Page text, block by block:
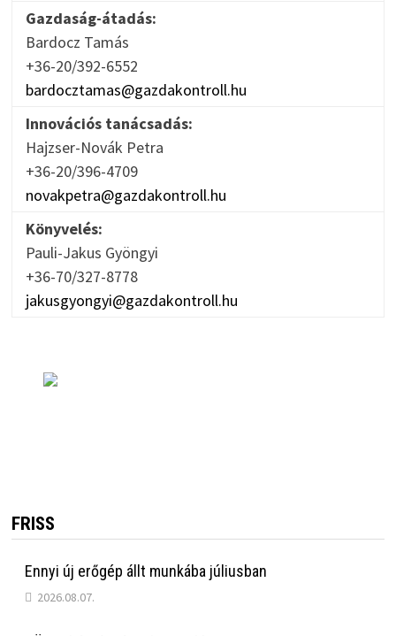
Gazdaság-átadás:
Bardocz Tamás
+36-20/392-6552
bardocztamas@gazdakontroll.hu
Innovációs tanácsadás:
Hajzser-Novák Petra
+36-20/396-4709
novakpetra@gazdakontroll.hu
Könyvelés:
Pauli-Jakus Gyöngyi
+36-70/327-8778
jakusgyongyi@gazdakontroll.hu
FRISS
Ennyi új erőgép állt munkába júliusban
2026.08.07.